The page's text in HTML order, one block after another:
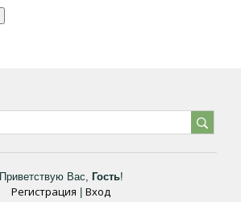
Приветствую Вас, Гость!
Регистрация Вход